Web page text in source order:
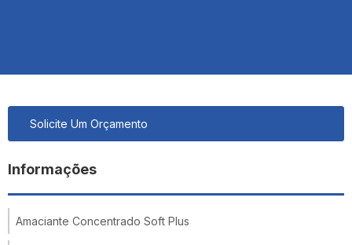
Solicite Um Orçamento
Informações
Amaciante Concentrado Soft Plus